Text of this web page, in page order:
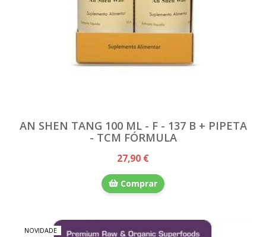
AN SHEN TANG 100 ML - F - 137 B + PIPETA
- TCM FÓRMULA
27,90 €
Comprar
NOVIDADE